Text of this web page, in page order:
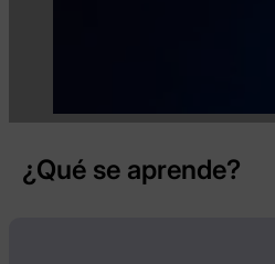
¿Qué se aprende?